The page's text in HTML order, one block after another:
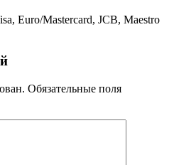
Euro/Mastercard, JCB, Maestro
Обязательные поля